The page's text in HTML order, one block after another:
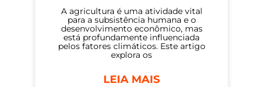
A agricultura é uma atividade vital
para a subsistência humana e o
desenvolvimento econômico, mas
está profundamente influenciada
pelos fatores climáticos. Este artigo
explora os
LEIA MAIS